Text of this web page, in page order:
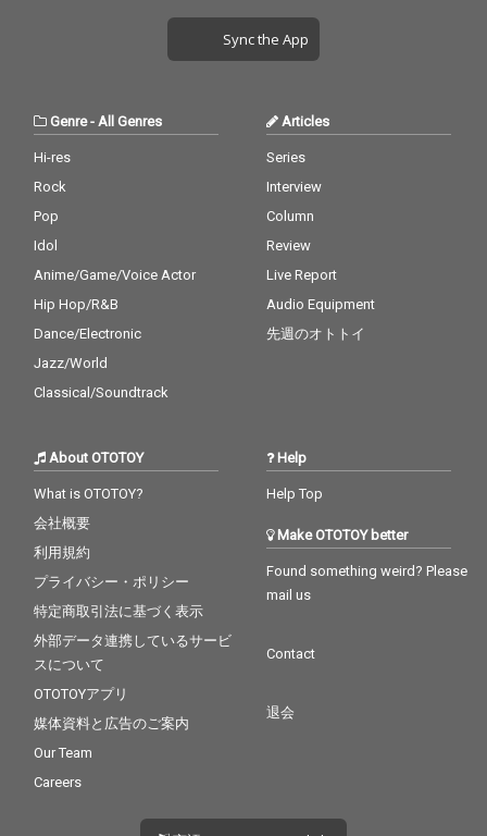
Sync the App
Genre- All Genres
Hi-res
Rock
Pop
Idol
Anime/Game/Voice Actor
Hip Hop/R&B
Dance/Electronic
Jazz/World
Classical/Soundtrack
Articles
Series
Interview
Column
Review
Live Report
Audio Equipment
先週のオトトイ
About OTOTOY
What is OTOTOY?
会社概要
利用規約
プライバシー・ポリシー
特定商取引法に基づく表示
外部データ連携しているサービ
スについて
OTOTOYアプリ
媒体資料と広告のご案内
Our Team
Careers
Help
Help Top
Make OTOTOY better
Found something weird? Please
mail us
Contact
退会